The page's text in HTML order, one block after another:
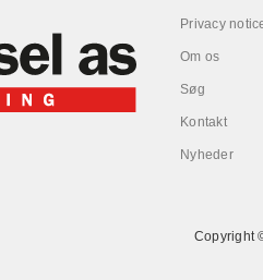
Privacy
Om os
Søg
Kontakt
Nyheder
Copyright